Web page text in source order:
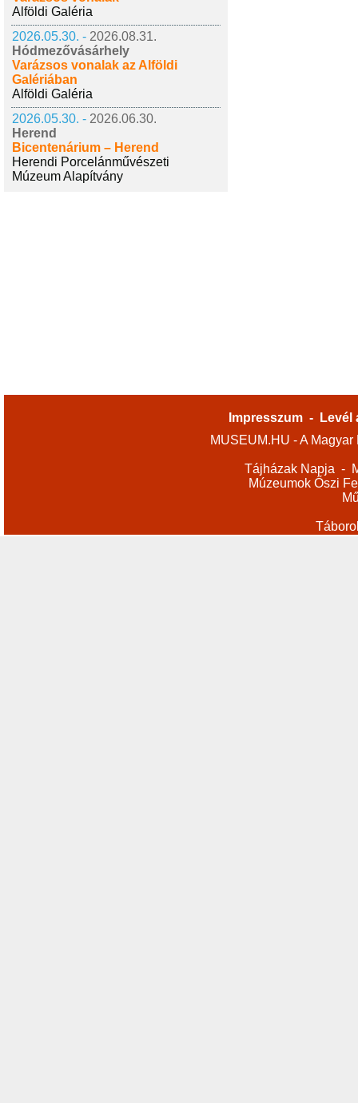
Alföldi Galéria
2026.05.30. - 2026.08.31.
Hódmezővásárhely
Varázsos vonalak az Alföldi
Galériában
Alföldi Galéria
2026.05.30. - 2026.06.30.
Herend
Bicentenárium – Herend
Herendi Porcelánművészeti
Múzeum Alapítvány
Impresszum -
Levél
MUSEUM.HU - A
Tájházak Napja -
Múzeumok Őszi